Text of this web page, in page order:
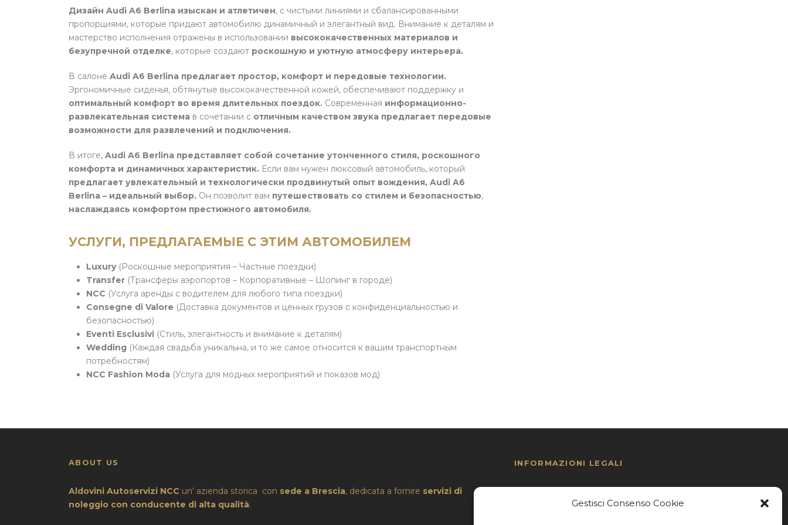
Gestisci Consenso Cookie
Дизайн Audi A6 Berlina изыскан и атлетичен, с чистыми линиями и сбалансированными
пропорциями, которые придают автомобилю динамичный и элегантный вид. Внимание к деталям и
мастерство исполнения отражены в использовании высококачественных материалов и
безупречной отделке, которые создают роскошную и уютную атмосферу интерьера.
В салоне Audi A6 Berlina предлагает простор, комфорт и передовые технологии.
Эргономичные сиденья, обтянутые высококачественной кожей, обеспечивают поддержку и
оптимальный комфорт во время длительных поездок. Современная информационно-
развлекательная система в сочетании с отличным качеством звука предлагает передовые
возможности для развлечений и подключения.
В итоге, Audi A6 Berlina представляет собой сочетание утонченного стиля, роскошного
комфорта и динамичных характеристик. Если вам нужен люксовый автомобиль, который
предлагает увлекательный и технологически продвинутый опыт вождения, Audi A6
Berlina – идеальный выбор. Он позволит вам путешествовать со стилем и безопасностью,
наслаждаясь комфортом престижного автомобиля.
УСЛУГИ, ПРЕДЛАГАЕМЫЕ С ЭТИМ АВТОМОБИЛЕМ
Luxury(Роскошные мероприятия – Частные поездки)
Transfer (Трансферы аэропортов – Корпоративные – Шопинг в городе)
NCC (Услуга аренды с водителем для любого типа поездки)
Consegne di Valore (Доставка документов и ценных грузов с конфиденциальностью и
безопасностью)
Eventi Esclusivi (Стиль, элегантность и внимание к деталям)
Wedding (Каждая свадьба уникальна, и то же самое относится к вашим транспортным
потребностям)
NCC Fashion Moda (Услуга для модных мероприятий и показов мод)
ABOUT US
Aldovini Autoservizi NCC un’ azienda storica con sede a Brescia, dedicata a fornire servizi di
noleggio con conducente di alta qualità.
INFORMAZIONI LEGALI